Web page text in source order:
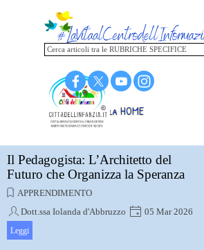
Torna alla HOME
Il Pedagogista: L’Architetto del
Futuro che Organizza la Speranza
APPRENDIMENTO
Dott.ssa Iolanda d'Abbruzzo
05 Mar 2026
È una vocazione epistemologica: una spinta
incessante a comprendere cosa renda "umano" l’essere
Leggi